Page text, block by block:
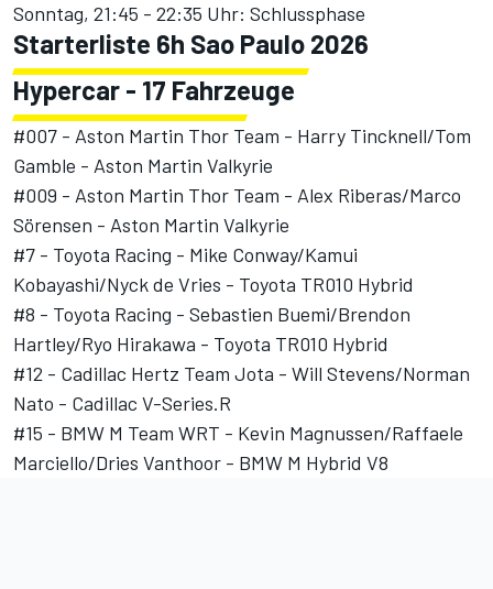
Sonntag, 21:45 - 22:35 Uhr: Schlussphase
Starterliste 6h Sao Paulo 2026
Hypercar - 17 Fahrzeuge
#007 - Aston Martin Thor Team - Harry Tincknell/Tom
Gamble - Aston Martin Valkyrie
#009 - Aston Martin Thor Team - Alex Riberas/Marco
Sörensen - Aston Martin Valkyrie
#7 - Toyota Racing - Mike Conway/Kamui
Kobayashi/Nyck de Vries - Toyota TR010 Hybrid
#8 - Toyota Racing - Sebastien Buemi/Brendon
Hartley/Ryo Hirakawa - Toyota TR010 Hybrid
#12 - Cadillac Hertz Team Jota - Will Stevens/Norman
Nato - Cadillac V-Series.R
#15 - BMW M Team WRT - Kevin Magnussen/Raffaele
Marciello/Dries Vanthoor - BMW M Hybrid V8